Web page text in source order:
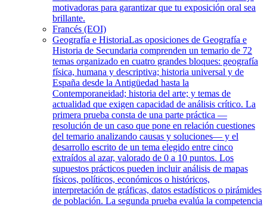
motivadoras para garantizar que tu exposición oral sea
brillante.
Francés (EOI)
Geografía e HistoriaLas oposiciones de Geografía e
Historia de Secundaria comprenden un temario de 72
temas organizado en cuatro grandes bloques: geografía
física, humana y descriptiva; historia universal y de
España desde la Antigüedad hasta la
Contemporaneidad; historia del arte; y temas de
actualidad que exigen capacidad de análisis crítico. La
primera prueba consta de una parte práctica —
resolución de un caso que pone en relación cuestiones
del temario analizando causas y soluciones— y el
desarrollo escrito de un tema elegido entre cinco
extraídos al azar, valorado de 0 a 10 puntos. Los
supuestos prácticos pueden incluir análisis de mapas
físicos, políticos, económicos o históricos,
interpretación de gráficas, datos estadísticos o pirámides
de población. La segunda prueba evalúa la competencia